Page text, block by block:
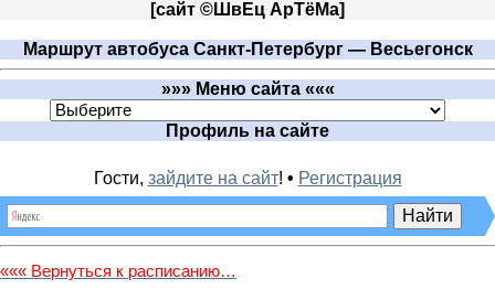
[сайт ©ШвЕц АрTёМа]
Маршрут автобуса Санкт-Петербург — Весьегонск
»»» Меню сайта «««
Профиль на сайте
Гости, зайдите на сайт! • Регистрация
««« Вернуться к расписанию…